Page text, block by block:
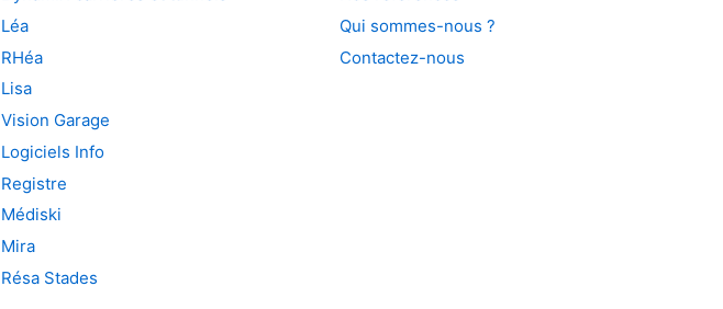
Léa
RHéa
Lisa
Vision Garage
Logiciels Info
Registre
Médiski
Mira
Résa Stades
Qui sommes-nous ?
Contactez-nous